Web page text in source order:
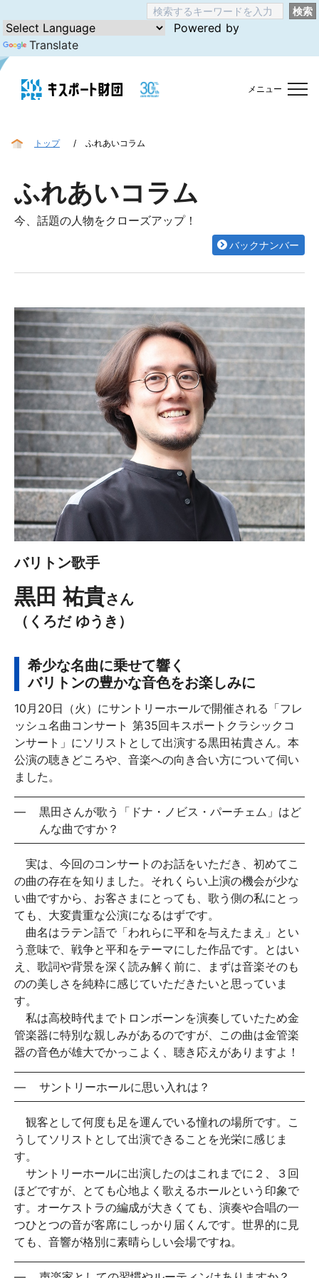
検索
Powered by
Translate
メニュー
トップ ふれあいコラム
ふれあいコラム
今、話題の人物をクローズアップ！
バックナンバー
バリトン歌手
黒田 祐貴さん
（くろだ ゆうき）
希少な名曲に乗せて響く
バリトンの豊かな音色をお楽しみに
10月20日（火）にサントリーホールで開催される「フレ
ッシュ名曲コンサート 第35回キスポートクラシックコ
ンサート」にソリストとして出演する黒田祐貴さん。本
公演の聴きどころや、音楽への向き合い方について伺い
ました。
—
黒田さんが歌う「ドナ・ノビス・パーチェム」はど
んな曲ですか？
実は、今回のコンサートのお話をいただき、初めてこ
の曲の存在を知りました。それくらい上演の機会が少な
い曲ですから、お客さまにとっても、歌う側の私にとっ
ても、大変貴重な公演になるはずです。
曲名はラテン語で「われらに平和を与えたまえ」とい
う意味で、戦争と平和をテーマにした作品です。とはい
え、歌詞や背景を深く読み解く前に、まずは音楽そのも
のの美しさを純粋に感じていただきたいと思っていま
す。
私は高校時代までトロンボーンを演奏していたため金
管楽器に特別な親しみがあるのですが、この曲は金管楽
器の音色が雄大でかっこよく、聴き応えがありますよ！
— サントリーホールに思い入れは？
観客として何度も足を運んでいる憧れの場所です。こ
うしてソリストとして出演できることを光栄に感じま
す。
サントリーホールに出演したのはこれまでに２、３回
ほどですが、とても心地よく歌えるホールという印象で
す。オーケストラの編成が大きくても、演奏や合唱の一
つひとつの音が客席にしっかり届くんです。世界的に見
ても、音響が格別に素晴らしい会場ですね。